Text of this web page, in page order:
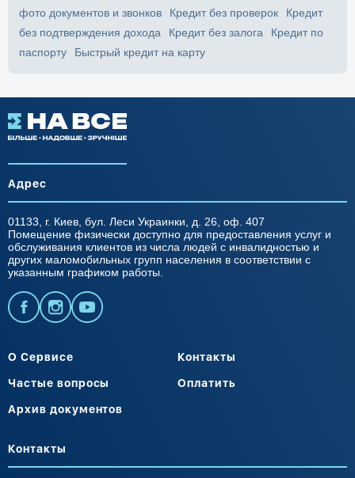
фото документов и звонков
Кредит без проверок
Кредит
без подтверждения дохода
Кредит без залога
Кредит по
паспорту
Быстрый кредит на карту
Адрес
01133, г. Киев, бул. Леси Украинки, д. 26, оф. 407
Помещение физически доступно для предоставления услуг и
обслуживания клиентов из числа людей с инвалидностью и
других маломобильных групп населения в соответствии с
указанным графиком работы.
О Сервисе Контакты
Частые вопросы Оплатить
Архив документов
Контакты